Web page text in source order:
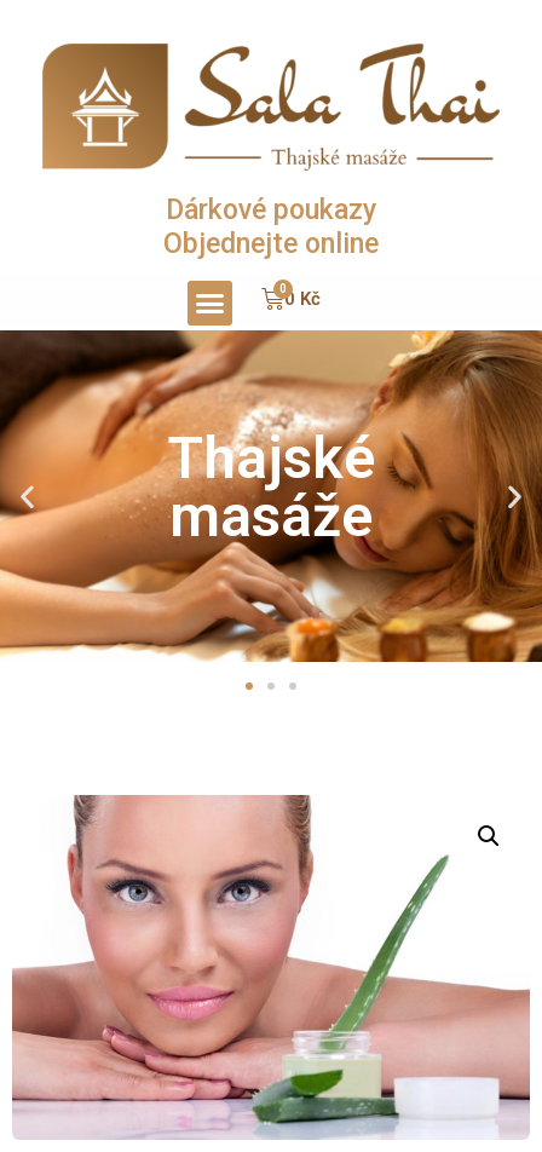
Dárkové poukazy
Objednejte online
0 Kč
Thajské
masáže